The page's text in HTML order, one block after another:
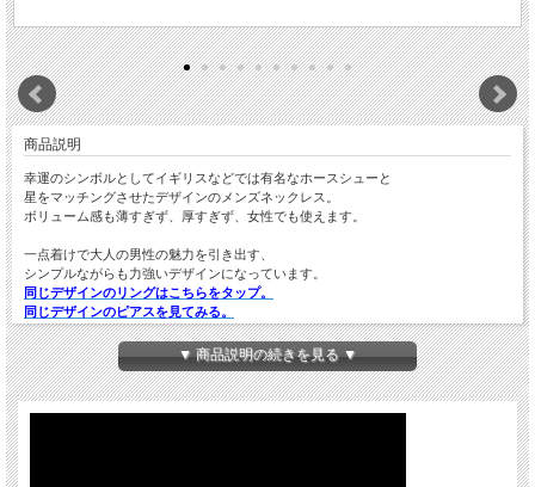
商品説明
幸運のシンボルとしてイギリスなどでは有名なホースシューと
星をマッチングさせたデザインのメンズネックレス。
ボリューム感も薄すぎず、厚すぎず、女性でも使えます。
一点着けで大人の男性の魅力を引き出す、
シンプルながらも力強いデザインになっています。
同じデザインのリングはこちらをタップ。
同じデザインのピアスを見てみる。
▼ 商品説明の続きを見る ▼